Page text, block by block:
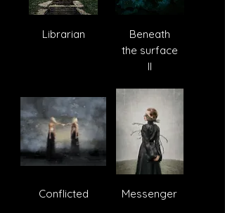
Librarian
Beneath
the surface
II
Conflicted Messenger